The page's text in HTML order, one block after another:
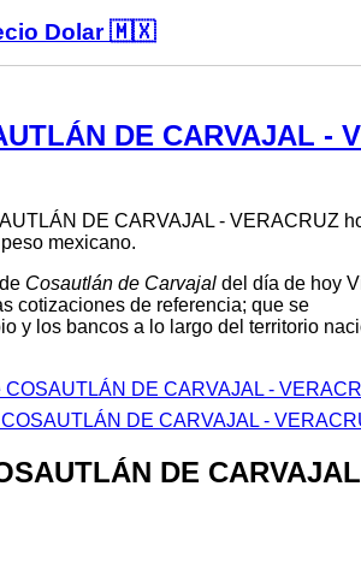
Dolar 🇲🇽
DE CARVAJAL -
DE CARVAJAL - VERACRUZ
mexicano.
Cosautlán de Carvajaldel día de hoy
cotizaciones de referencia; que se
y los bancos a lo largo del territorio
DE CARVAJAL -
DE CARVAJAL -
DE